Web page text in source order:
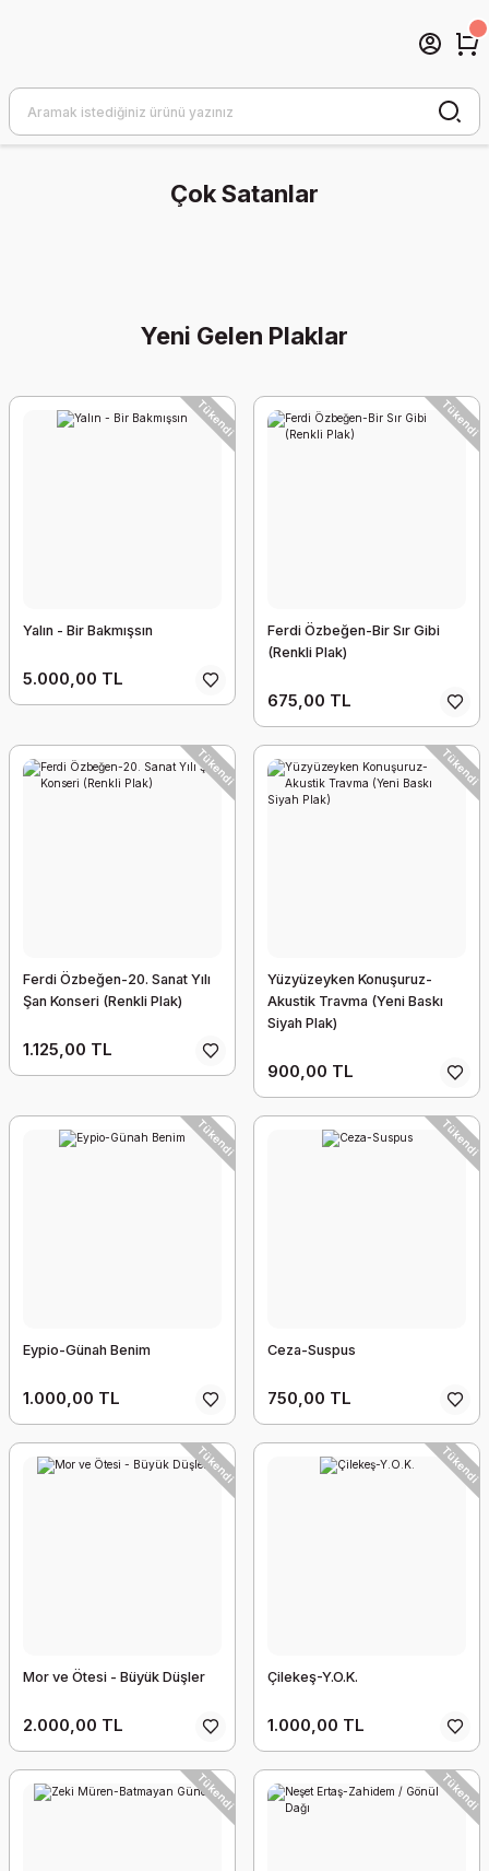
Çok Satanlar
294,00 TL
Tükendi
Yeni Gelen Plaklar
Tükendi
Yalın - Bir Bakmışsın
5.000,00 TL
Tükendi
Ferdi Özbeğen-Bir Sır Gibi
(Renkli Plak)
675,00 TL
Tükendi
Ferdi Özbeğen-20. Sanat Yılı
Şan Konseri (Renkli Plak)
1.125,00 TL
Tükendi
Yüzyüzeyken Konuşuruz-
Akustik Travma (Yeni Baskı
Siyah Plak)
900,00 TL
Tükendi
Eypio-Günah Benim
1.000,00 TL
Tükendi
Ceza-Suspus
750,00 TL
Tükendi
Mor ve Ötesi - Büyük Düşler
2.000,00 TL
Tükendi
Çilekeş-Y.O.K.
1.000,00 TL
Tükendi Tükendi